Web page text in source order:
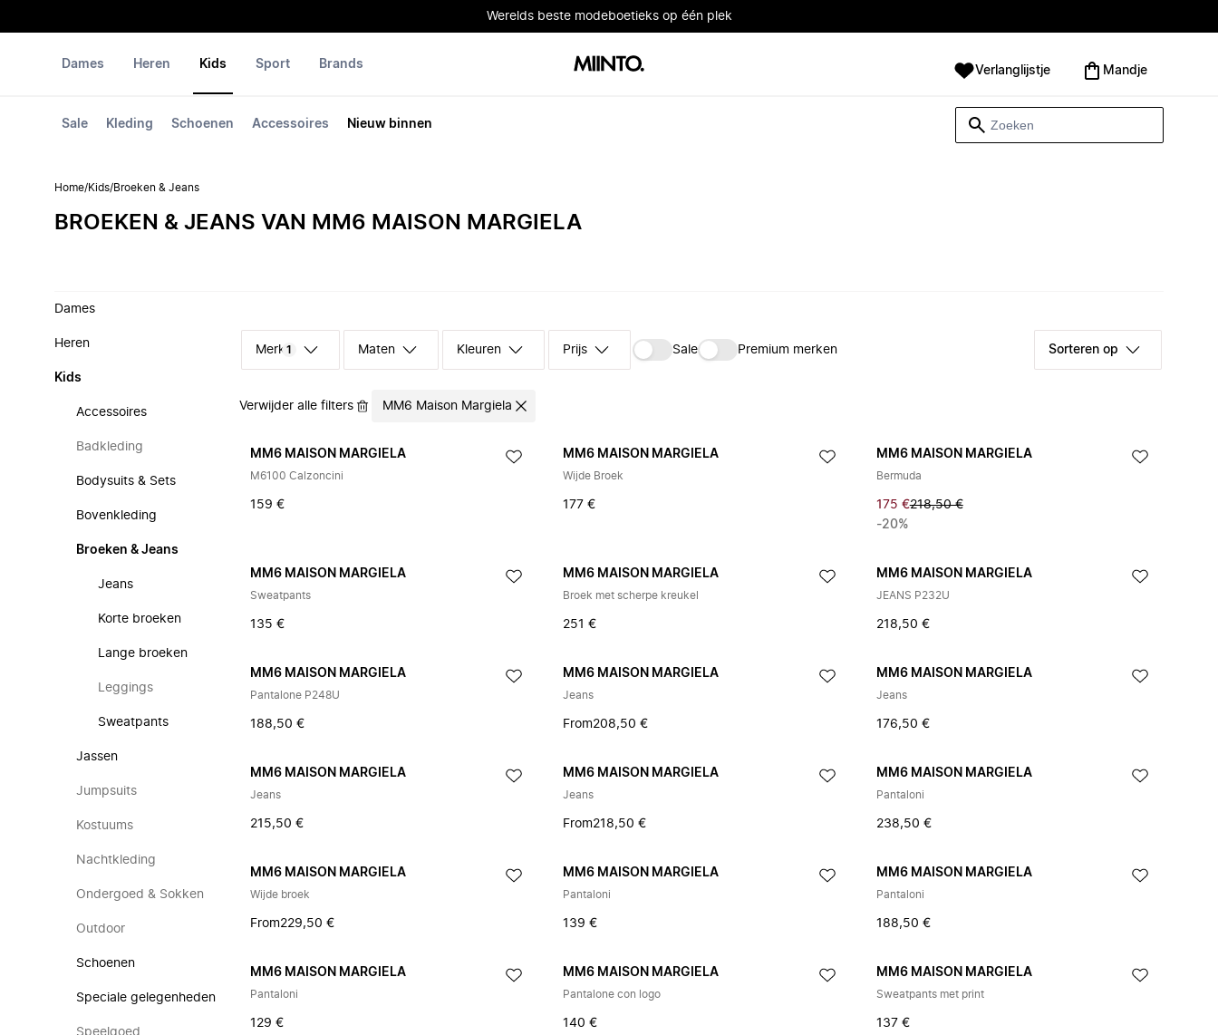
Werelds beste modeboetieks op één plek
Dames Heren Kids
Sale Kleding Schoenen Accessoires Nieuw binnen
Sport Brands Verlanglijstje Mandje
Home/Kids/Broeken & Jeans
BROEKEN & JEANS VAN MM6 MAISON MARGIELA
Dames
Heren
Kids
Accessoires
Badkleding
Bodysuits & Sets
Bovenkleding
Broeken & Jeans
Jeans
Korte broeken
Lange broeken
Leggings
Sweatpants
Jassen
Jumpsuits
Kostuums
Nachtkleding
Ondergoed & Sokken
Outdoor
Schoenen
Speciale gelegenheden
Speelgoed
Merk 1 Maten Kleuren Prijs Sale Premium merken Sorteren op
Verwijder alle filters MM6 Maison Margiela
MM6 MAISON MARGIELA
M6100 Calzoncini
159 €
MM6 MAISON MARGIELA
Wijde Broek
177 €
MM6 MAISON MARGIELA
Bermuda
175 €218,50 €
-20%
MM6 MAISON MARGIELA
Sweatpants
135 €
MM6 MAISON MARGIELA
Broek met scherpe kreukel
251 €
MM6 MAISON MARGIELA
JEANS P232U
218,50 €
MM6 MAISON MARGIELA
Pantalone P248U
188,50 €
MM6 MAISON MARGIELA
Jeans
From208,50 €
MM6 MAISON MARGIELA
Jeans
176,50 €
MM6 MAISON MARGIELA
Jeans
215,50 €
MM6 MAISON MARGIELA
Jeans
From218,50 €
MM6 MAISON MARGIELA
Pantaloni
238,50 €
MM6 MAISON MARGIELA
Wijde broek
From229,50 €
MM6 MAISON MARGIELA
Pantaloni
139 €
MM6 MAISON MARGIELA
Pantaloni
188,50 €
MM6 MAISON MARGIELA
Pantaloni
129 €
MM6 MAISON MARGIELA
Pantalone con logo
140 €
MM6 MAISON MARGIELA
Sweatpants met print
137 €